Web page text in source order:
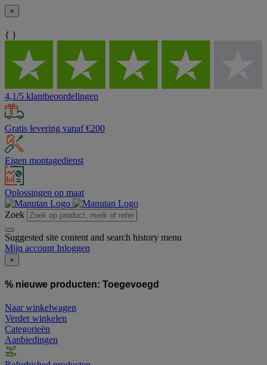
×
{ }
4,1/5 klantbeoordelingen
Gratis levering vanaf €200
Eigen montagedienst
Oplossingen op maat
Zoek
Suggested site content and search history menu
Mijn account Inloggen
×
% nieuwe producten: Toegevoegd
Naar winkelwagen
Verder winkelen
Categorieën
Aanbiedingen